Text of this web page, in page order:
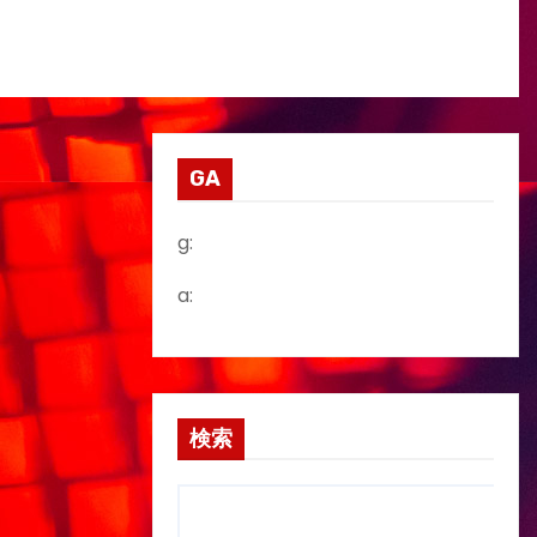
GA
g:
a:
検索